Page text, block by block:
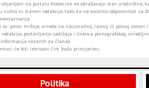
objavljeni na portalu Kodex.me ne odražavaju stav
nužno ni stavovi redakcije, tako da ne snosimo odgovornost
su: govor mržnje, uvrede na nacionalnoj, rasnoj ili polnoj
postavljanje sadržaja i linkova pornografskog,
vezanih za članak.
će biti izbrisani čim budu primijećeni.
Politika